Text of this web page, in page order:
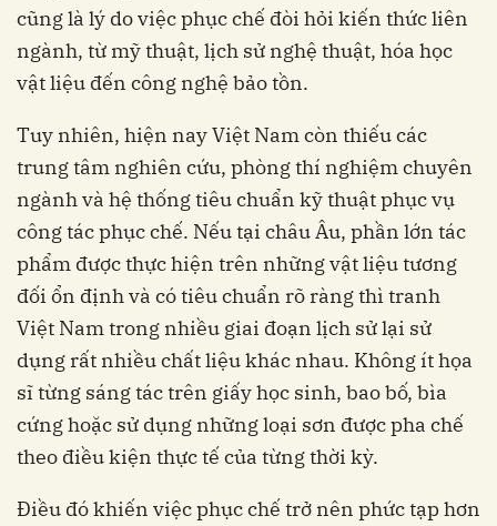
cũng là lý do việc phục chế đòi hỏi kiến thức liên
ngành, từ mỹ thuật, lịch sử nghệ thuật, hóa học
vật liệu đến công nghệ bảo tồn.
Tuy nhiên, hiện nay Việt Nam còn thiếu các
trung tâm nghiên cứu, phòng thí nghiệm chuyên
ngành và hệ thống tiêu chuẩn kỹ thuật phục vụ
công tác phục chế. Nếu tại châu Âu, phần lớn tác
phẩm được thực hiện trên những vật liệu tương
đối ổn định và có tiêu chuẩn rõ ràng thì tranh
Việt Nam trong nhiều giai đoạn lịch sử lại sử
dụng rất nhiều chất liệu khác nhau. Không ít họa
sĩ từng sáng tác trên giấy học sinh, bao bố, bìa
cứng hoặc sử dụng những loại sơn được pha chế
theo điều kiện thực tế của từng thời kỳ.
Điều đó khiến việc phục chế trở nên phức tạp hơn